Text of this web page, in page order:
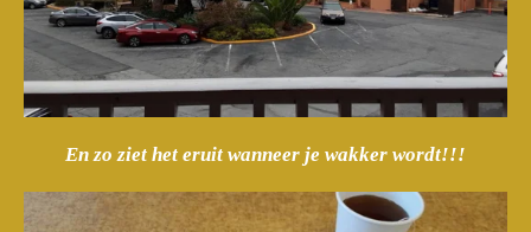
En zo ziet het eruit wanneer je wakker wordt!!!